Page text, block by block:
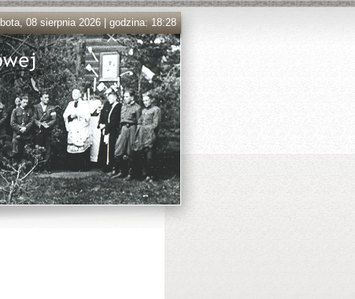
08 sierpnia 2026 | godzina: 18:28